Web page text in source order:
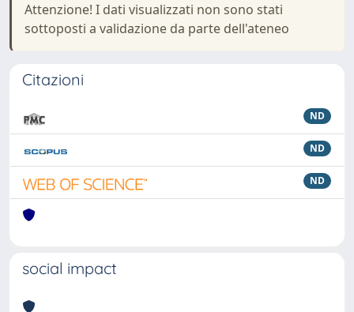
Attenzione! I dati visualizzati non sono stati
sottoposti a validazione da parte dell'ateneo
Citazioni
ND
ND
ND
social impact